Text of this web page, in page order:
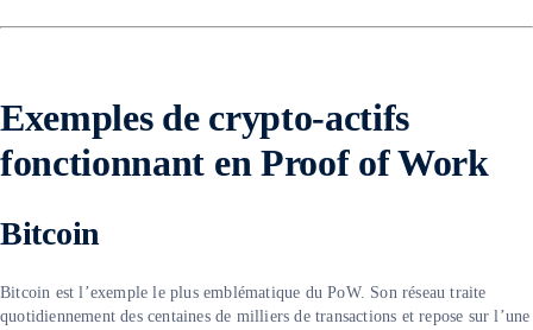
Exemples de crypto-actifs
fonctionnant en Proof of Work
Bitcoin
Bitcoin est l’exemple le plus emblématique du PoW. Son réseau traite
quotidiennement des centaines de milliers de transactions et repose sur l’une